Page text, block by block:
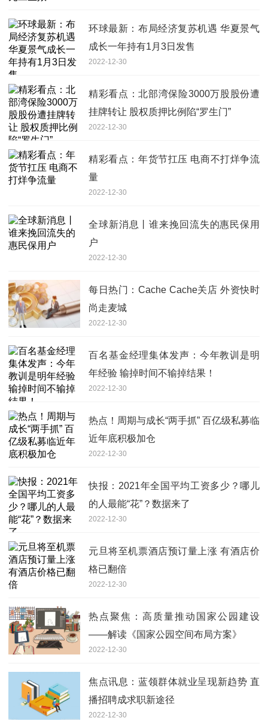
环球最新：布局经济复苏机遇 华夏景气
成长一年持有1月3日发售
2022-12-30
精彩看点：北部湾保险3000万股股份遭
挂牌转让 股权质押比例陷“罗生门”
2022-12-30
精彩看点：年货节扛压 电商不打烊争流
量
2022-12-30
全球新消息丨谁来挽回流失的惠民保用
户
2022-12-30
每日热门：Cache Cache关店 外资快时
尚走麦城
2022-12-30
百名基金经理集体发声：今年教训是明
年经验 输掉时间不输掉结果！
2022-12-30
热点！周期与成长“两手抓” 百亿级私募临
近年底积极加仓
2022-12-30
快报：2021年全国平均工资多少？哪儿
的人最能“花”？数据来了
2022-12-30
元旦将至机票酒店预订量上涨 有酒店价
格已翻倍
2022-12-30
热点聚焦：高质量推动国家公园建设
——解读《国家公园空间布局方案》
2022-12-30
焦点讯息：蓝领群体就业呈现新趋势 直
播招聘成求职新途径
2022-12-30